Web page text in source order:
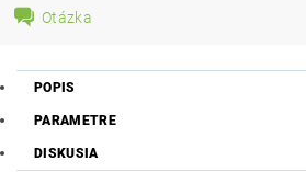
Otázka
POPIS
PARAMETRE
DISKUSIA